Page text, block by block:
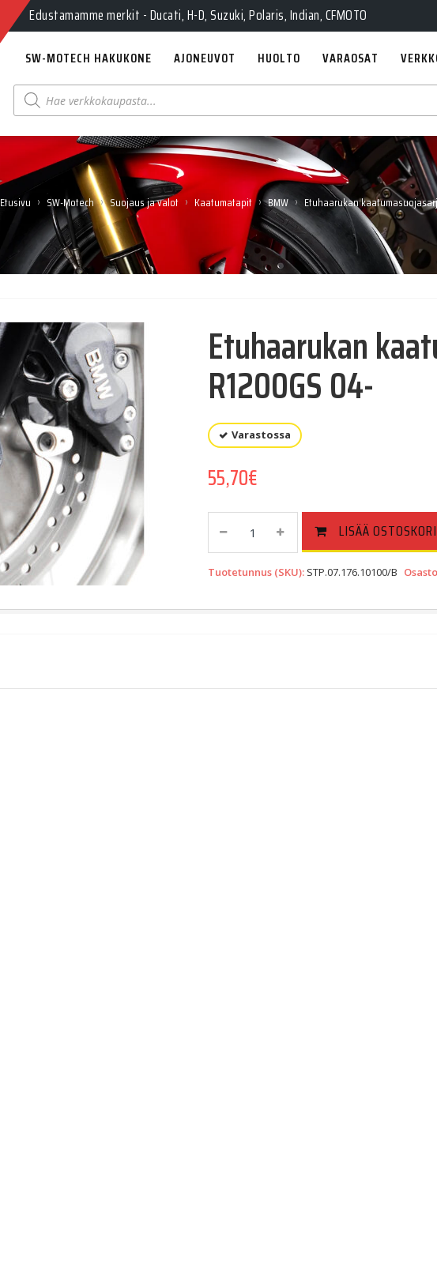
Edustamamme merkit - Ducati, H-D, Suzuki, Polaris, Indian, CFMOTO
SW-MOTECH HAKUKONE AJONEUVOT HUOLTO VARAOSAT
Products
search
Etusivu › SW-Motech › Suojaus ja valot › Kaatumatapit › BMW › Etuhaarukan
Etuhaarukan
R1200GS 04-
Varastossa
55,70€
Etuhaarukan
Kaatumasuojasarja
R1200GS
Quantity
LISÄÄ
Tuotetunnus (SKU): STP.07.176.10100/B